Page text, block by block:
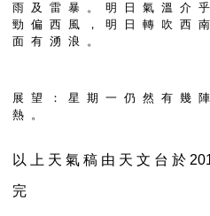
雨 及 雷 暴 。 明 日 氣 溫 介
勁 偏 西 風 ， 明 日 轉 吹 西
面 有 湧 浪 。
展 望 ： 星 期 一 仍 然 有 幾
熱 。
以 上 天 氣 稿 由 天 文 台 於
完